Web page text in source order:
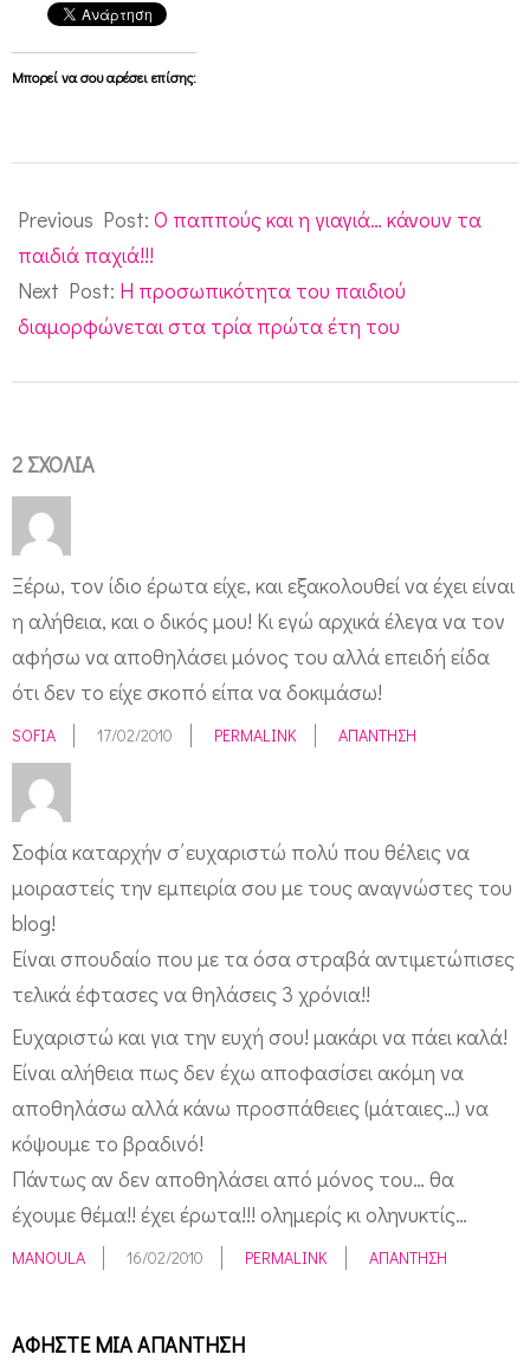
Μπορεί να σου αρέσει επίσης:
02-
16
Previous Post: Ο παππούς και η γιαγιά… κάνουν τα
παιδιά παχιά!!!
Next Post: Η προσωπικότητα του παιδιού
διαμορφώνεται στα τρία πρώτα έτη του
2 ΣΧΌΛΙΑ
Ξέρω, τον ίδιο έρωτα είχε, και εξακολουθεί να έχει είναι
η αλήθεια, και ο δικός μου! Κι εγώ αρχικά έλεγα να τον
αφήσω να αποθηλάσει μόνος του αλλά επειδή είδα
ότι δεν το είχε σκοπό είπα να δοκιμάσω!
SOFIA 17/02/2010 PERMALINK ΑΠΆΝΤΗΣΗ
Σοφία καταρχήν σ΄ευχαριστώ πολύ που θέλεις να
μοιραστείς την εμπειρία σου με τους αναγνώστες του
blog!
Είναι σπουδαίο που με τα όσα στραβά αντιμετώπισες
τελικά έφτασες να θηλάσεις 3 χρόνια!!
Ευχαριστώ και για την ευχή σου! μακάρι να πάει καλά!
Είναι αλήθεια πως δεν έχω αποφασίσει ακόμη να
αποθηλάσω αλλά κάνω προσπάθειες (μάταιες…) να
κόψουμε το βραδινό!
Πάντως αν δεν αποθηλάσει από μόνος του… θα
έχουμε θέμα!! έχει έρωτα!!! ολημερίς κι οληνυκτίς…
MANOULA 16/02/2010 PERMALINK ΑΠΆΝΤΗΣΗ
ΑΦΉΣΤΕ ΜΙΑ ΑΠΆΝΤΗΣΗ